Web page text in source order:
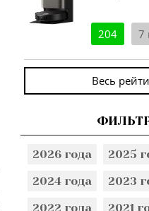
204 7
Весь
2026 года
2025
2024 года
2023
2022 года
2021